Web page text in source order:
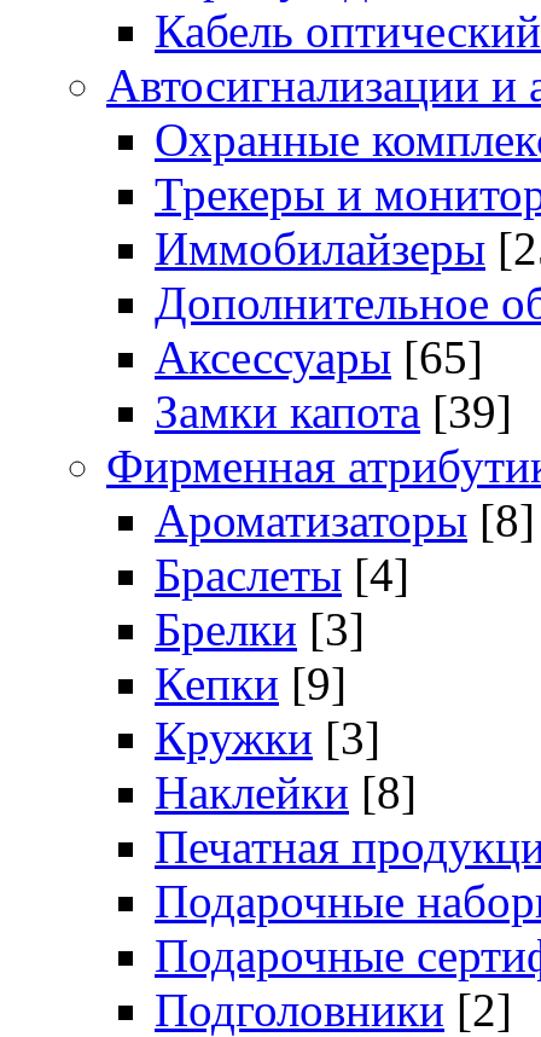
Кабель оптический
Автосигнализации и
Охранные
Трекеры и
Иммобилайзеры
Дополнительное
Аксессуары [65]
Замки капота [39]
Фирменная
Ароматизаторы [8]
Браслеты [4]
Брелки [3]
Кепки [9]
Кружки [3]
Наклейки [8]
Печатная
Подарочные
Подарочные
Подголовники [2]